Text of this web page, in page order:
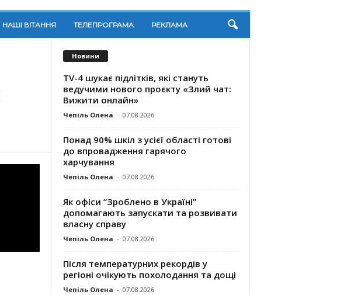
НАШІ ВІТАННЯ ТЕЛЕПРОГРАМА РЕКЛАМА
Новини
TV-4 шукає підлітків, які стануть
ведучими нового проєкту «Злий чат:
Вижити онлайн»
Чепіль Олена - 07.08.2026
Понад 90% шкіл з усієї області готові
до впровадження гарячого
харчування
Чепіль Олена - 07.08.2026
Як офіси “Зроблено в Україні”
допомагають запускaти та розвивати
власну справу
Чепіль Олена - 07.08.2026
Після температурних рекордів у
регіоні очікують похолодання та дощі
Чепіль Олена - 07.08.2026